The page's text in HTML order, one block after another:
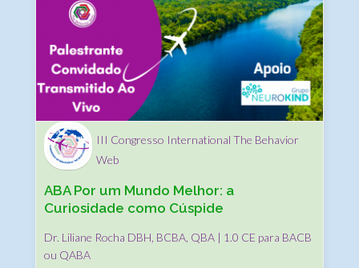
III Congresso International The Behavior
Web
ABA Por um Mundo Melhor: a
Curiosidade como Cúspide
Dr. Liliane Rocha DBH, BCBA, QBA | 1.0 CE para BACB
ou QABA